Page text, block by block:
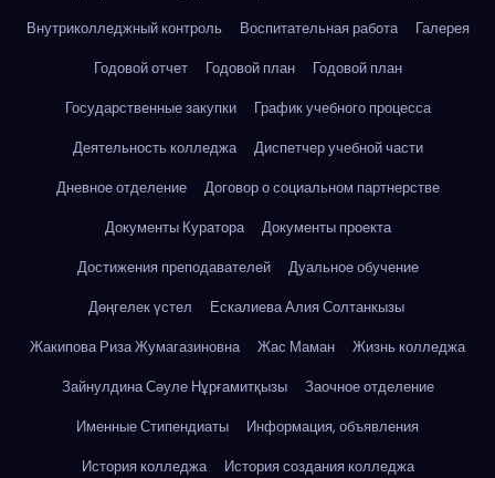
Внутриколледжный контроль
Воспитательная работа
Галерея
Годовой отчет
Годовой план
Годовой план
Государственные закупки
График учебного процесса
Деятельность колледжа
Диспетчер учебной части
Дневное отделение
Договор о социальном партнерстве
Документы Куратора
Документы проекта
Достижения преподавателей
Дуальное обучение
Дөңгелек үстел
Ескалиева Алия Солтанкызы
Жакипова Риза Жумагазиновна
Жас Маман
Жизнь колледжа
Зайнулдина Сәуле Нұрғамитқызы
Заочное отделение
Именные Стипендиаты
Информация, объявления
История колледжа
История создания колледжа